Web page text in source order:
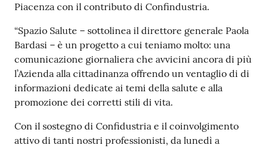
Costruiamo
Salute
Novità
Scuole
Piacenza con il contributo di Confindustria.
“Spazio Salute – sottolinea il direttore generale Paola
Bardasi – è un progetto a cui teniamo molto: una
comunicazione giornaliera che avvicini ancora di più
l’Azienda alla cittadinanza offrendo un ventaglio di di
informazioni dedicate ai temi della salute e alla
promozione dei corretti stili di vita.
Con il sostegno di Confidustria e il coinvolgimento
attivo di tanti nostri professionisti, da lunedì a